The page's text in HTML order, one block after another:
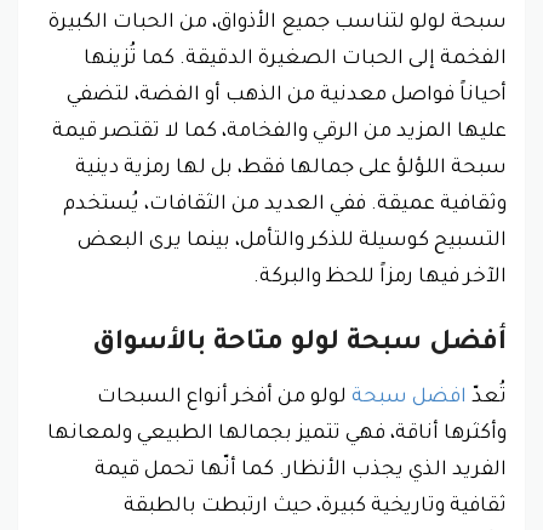
سبحة لولو لتناسب جميع الأذواق، من الحبات الكبيرة
الفخمة إلى الحبات الصغيرة الدقيقة. كما تُزينها
أحياناً فواصل معدنية من الذهب أو الفضة، لتضفي
عليها المزيد من الرقي والفخامة، كما لا تقتصر قيمة
سبحة اللؤلؤ على جمالها فقط، بل لها رمزية دينية
وثقافية عميقة. ففي العديد من الثقافات، يُستخدم
التسبيح كوسيلة للذكر والتأمل، بينما يرى البعض
الآخر فيها رمزاً للحظ والبركة.
أفضل سبحة لولو متاحة بالأسواق
تُعدّ افضل سبحة لولو من أفخر أنواع السبحات
وأكثرها أناقة، فهي تتميز بجمالها الطبيعي ولمعانها
الفريد الذي يجذب الأنظار. كما أنّها تحمل قيمة
ثقافية وتاريخية كبيرة، حيث ارتبطت بالطبقة